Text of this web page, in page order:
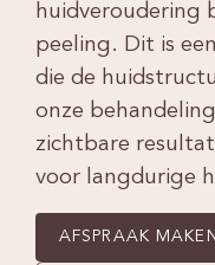
huidveroudering
peeling. Dit is
die de
onze
zichtbare
voor langdurige
AFSPRAAK MAKEN